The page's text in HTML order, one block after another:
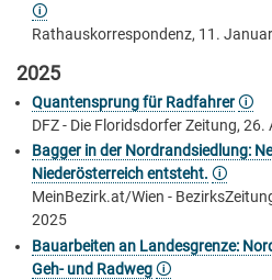
🛈
Rathauskorrespondenz, 11.
2025
Quantensprung für Radfahrer🛈
DFZ - Die Floridsdorfer Zeitung,
Bagger in der Nordrandsiedlung:
Niederösterreich entsteht. 🛈
MeinBezirk.at/Wien -
2025
Bauarbeiten an Landesgrenze:
Geh- und Radweg🛈